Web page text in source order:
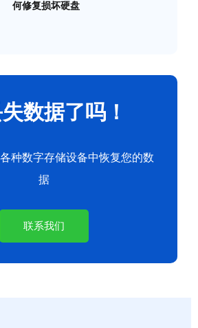
何修复损坏硬盘
数据了吗！
种数字存储设备中恢复您的数
据
联系我们